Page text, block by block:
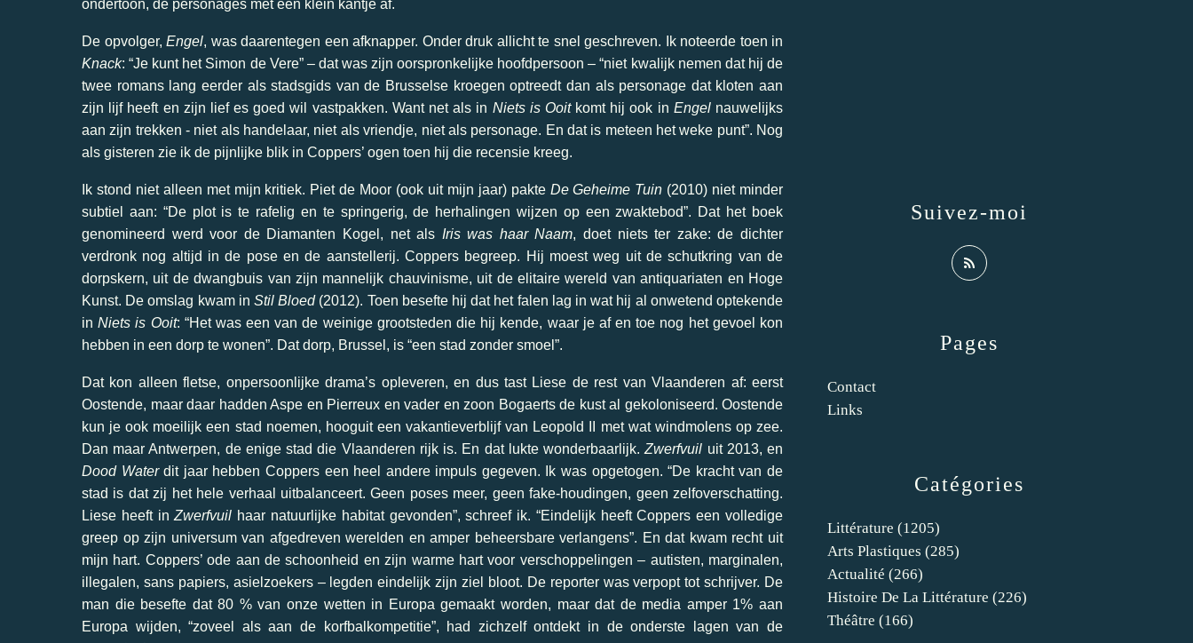
ondertoon, de personages met een klein kantje af.
De opvolger, Engel, was daarentegen een afknapper. Onder druk allicht te snel geschreven. Ik noteerde toen in
Knack: “Je kunt het Simon de Vere” – dat was zijn oorspronkelijke hoofdpersoon – “niet kwalijk nemen dat hij de
twee romans lang eerder als stadsgids van de Brusselse kroegen optreedt dan als personage dat kloten aan
zijn lijf heeft en zijn lief es goed wil vastpakken. Want net als in Niets is Ooitkomt hij ook in Engelnauwelijks
aan zijn trekken - niet als handelaar, niet als vriendje, niet als personage. En dat is meteen het weke punt”. Nog
als gisteren zie ik de pijnlijke blik in Coppers’ ogen toen hij die recensie kreeg.
Ik stond niet alleen met mijn kritiek. Piet de Moor (ook uit mijn jaar) pakte De Geheime Tuin (2010) niet minder
subtiel aan: “De plot is te rafelig en te springerig, de herhalingen wijzen op een zwaktebod”. Dat het boek
genomineerd werd voor de Diamanten Kogel, net als Iris was haar Naam, doet niets ter zake: de dichter
verdronk nog altijd in de pose en de aanstellerij. Coppers begreep. Hij moest weg uit de schutkring van de
dorpskern, uit de dwangbuis van zijn mannelijk chauvinisme, uit de elitaire wereld van antiquariaten en Hoge
Kunst. De omslag kwam in Stil Bloed(2012). Toen besefte hij dat het falen lag in wat hij al onwetend optekende
inNiets is Ooit: “Het was een van de weinige grootsteden die hij kende, waar je af en toe nog het gevoel kon
hebben in een dorp te wonen”. Dat dorp, Brussel, is “een stad zonder smoel”.
Dat kon alleen fletse, onpersoonlijke drama’s opleveren, en dus tast Liese de rest van Vlaanderen af: eerst
Oostende, maar daar hadden Aspe en Pierreux en vader en zoon Bogaerts de kust al gekoloniseerd. Oostende
kun je ook moeilijk een stad noemen, hooguit een vakantieverblijf van Leopold II met wat windmolens op zee.
Dan maar Antwerpen, de enige stad die Vlaanderen rijk is. En dat lukte wonderbaarlijk.Zwerfvuil uit 2013, en
Dood Waterdit jaar hebben Coppers een heel andere impuls gegeven. Ik was opgetogen. “De kracht van de
stad is dat zij het hele verhaal uitbalanceert. Geen poses meer, geen fake-houdingen, geen zelfoverschatting.
Liese heeft inZwerfvuil haar natuurlijke habitat gevonden”, schreef ik. “Eindelijk heeft Coppers een volledige
greep op zijn universum van afgedreven werelden en amper beheersbare verlangens”. En dat kwam recht uit
mijn hart. Coppers’ ode aan de schoonheid en zijn warme hart voor verschoppelingen – autisten, marginalen,
illegalen, sans papiers, asielzoekers – legden eindelijk zijn ziel bloot. De reporter was verpopt tot schrijver. De
man die besefte dat 80 % van onze wetten in Europa gemaakt worden, maar dat de media amper 1% aan
Europa wijden, “zoveel als aan de korfbalkompetitie”, had zichzelf ontdekt in de onderste lagen van de
Catégories
Littérature (1205)
Arts Plastiques (285)
Actualité (266)
Histoire De La Littérature (226)
Théâtre (166)
Pages
Contact
Links
Suivez-moi